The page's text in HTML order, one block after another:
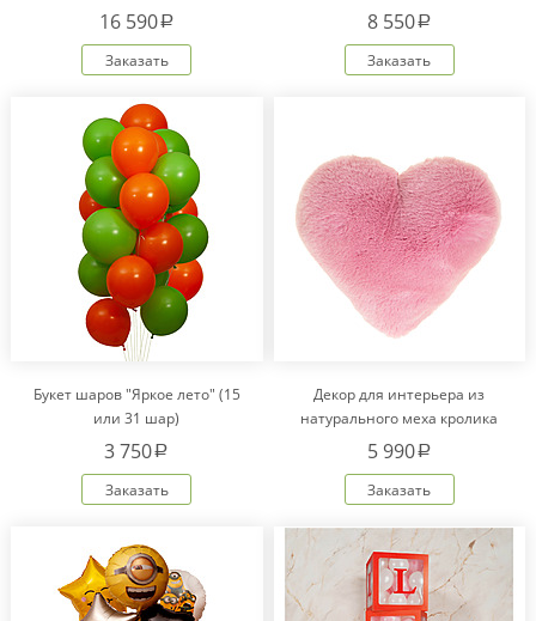
16 590a
Заказать
8 550a
Заказать
Букет шаров "Яркое лето" (15
или 31 шар)
3 750a
Заказать
Декор для интерьера из
натурального меха кролика
Рекс "Сердце" IM20601
5 990a
Заказать